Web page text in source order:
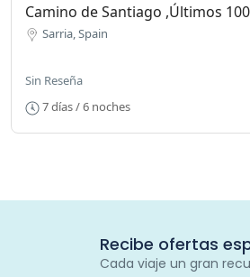
Camino de Santiago ,Últimos
Sarria, Spain
Sin Reseña
7 días / 6 noches
Recibe ofertas
Cada viaje un gran